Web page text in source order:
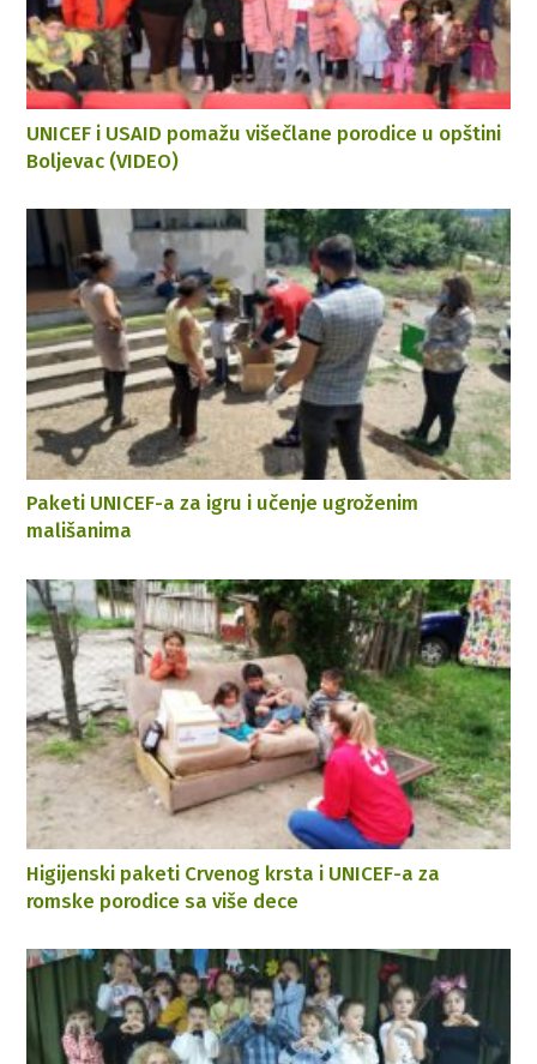
UNICEF i USAID pomažu višečlane porodice u opštini
Boljevac (VIDEO)
Paketi UNICEF-a za igru i učenje ugroženim
mališanima
Higijenski paketi Crvenog krsta i UNICEF-a za
romske porodice sa više dece